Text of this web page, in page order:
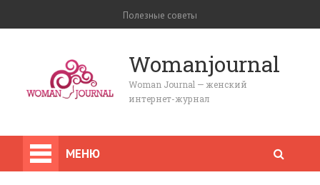
Полезные советы
Womanjournal
Woman Journal — женский
интернет-журнал
МЕНЮ